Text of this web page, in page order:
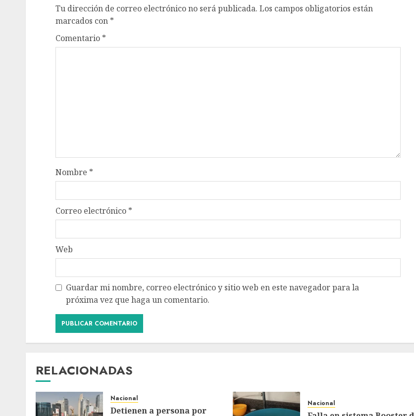
Tu dirección de correo electrónico no será publicada. Los campos obligatorios están
marcados con *
Comentario *
Nombre *
Correo electrónico *
Web
Guardar mi nombre, correo electrónico y sitio web en este navegador para la
próxima vez que haga un comentario.
RELACIONADAS
Nacional
Detienen a persona por
Nacional